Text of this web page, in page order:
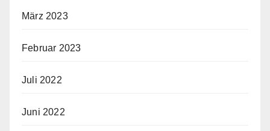
März 2023
Februar 2023
Juli 2022
Juni 2022